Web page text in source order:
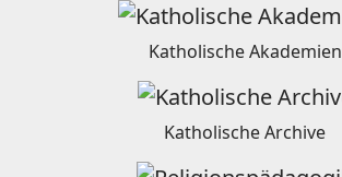
Katholische Akademien
Katholische Archive